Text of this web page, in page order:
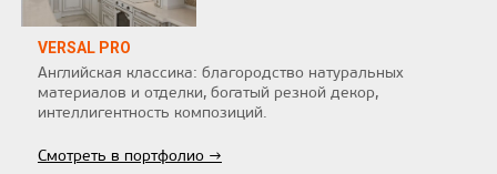
VERSAL PRO
Английская классика: благородство натуральных
материалов и отделки, богатый резной декор,
интеллигентность композиций.
Смотреть в портфолио →